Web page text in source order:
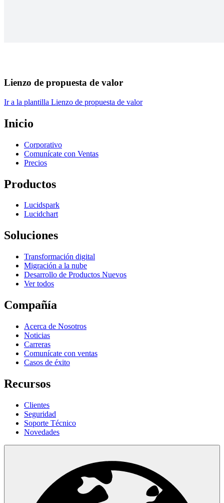
Lienzo de propuesta de valor
Ir a la plantilla Lienzo de propuesta de valor
Inicio
Corporativo
Comunícate con Ventas
Precios
Productos
Lucidspark
Lucidchart
Soluciones
Transformación digital
Migración a la nube
Desarrollo de Productos Nuevos
Ver todos
Compañía
Acerca de Nosotros
Noticias
Carreras
Comunícate con ventas
Casos de éxito
Recursos
Clientes
Seguridad
Soporte Técnico
Novedades